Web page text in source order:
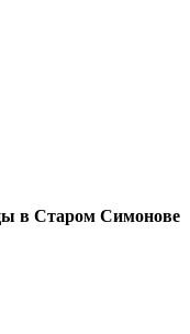
в Старом Симонове